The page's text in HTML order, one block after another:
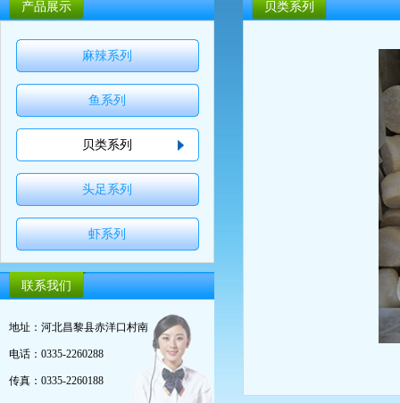
产品展示
麻辣系列
鱼系列
贝类系列
头足系列
虾系列
联系我们
地址：河北昌黎县赤洋口村南
电话：0335-2260288
传真：0335-2260188
贝类系列